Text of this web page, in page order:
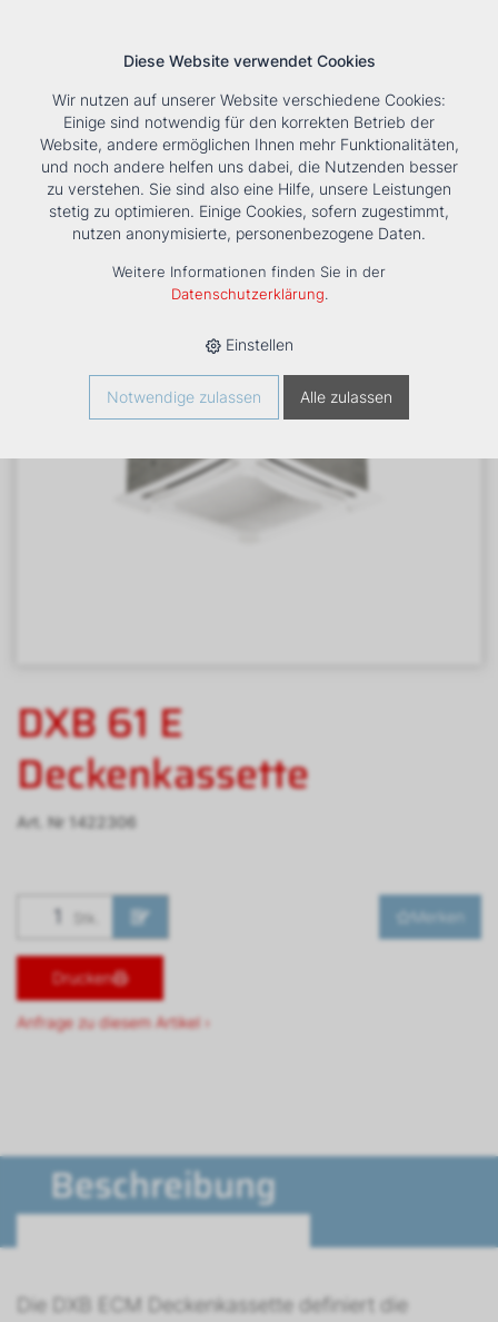
Tools Unternehmen Karriere KontaktSuche
HOME › PRODUKTE › KÄLTE/KLIMA › FANCOILS › DXB 61 E
DECKENKASSETTE
DXB 61 E
Deckenkassette
Art. Nr 1422306
Stk. Merken
Drucken
Anfrage zu diesem Artikel ›
Beschreibung
Die DXB ECM Deckenkassette definiert die
Diese Website verwendet Cookies
Wir nutzen auf unserer Website verschiedene Cookies:
Einige sind notwendig für den korrekten Betrieb der
Website, andere ermöglichen Ihnen mehr Funktionalitäten,
und noch andere helfen uns dabei, die Nutzenden besser
zu verstehen. Sie sind also eine Hilfe, unsere Leistungen
stetig zu optimieren. Einige Cookies, sofern zugestimmt,
nutzen anonymisierte, personenbezogene Daten.
Weitere Informationen finden Sie in der
Datenschutzerklärung.
Einstellen
Notwendige zulassen Alle zulassen